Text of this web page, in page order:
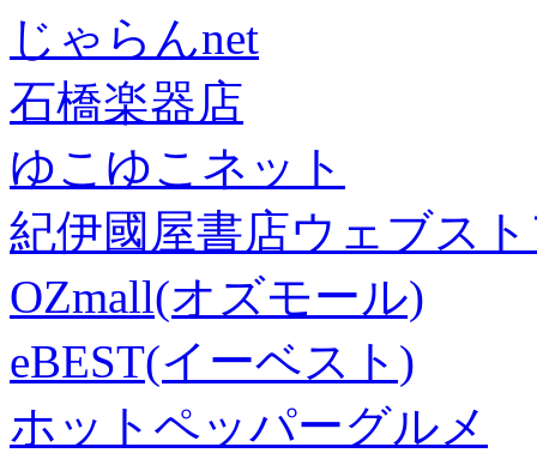
じゃらんnet
石橋楽器店
ゆこゆこネット
紀伊國屋書店ウェブス
OZmall(オズモール)
eBEST(イーベスト)
ホットペッパーグルメ